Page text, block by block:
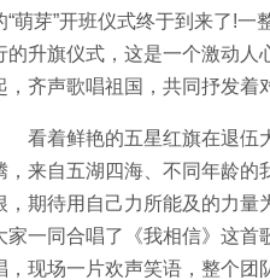
“萌芽”开班仪式终于到来了!
的升旗仪式，这是一个激动人
，齐声歌唱祖国，共同抒发着
看着鲜艳的五星红旗在退伍大
，来自五湖四海、不同年龄的
，期待用自己力所能及的力量
家一同合唱了《我相信》这首
，现场一片欢声笑语，整个团